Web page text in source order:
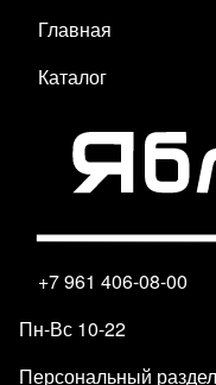
Главная
Каталог
+7 961 406-08-00
Пн-Вс 10-22
Персональный раздел